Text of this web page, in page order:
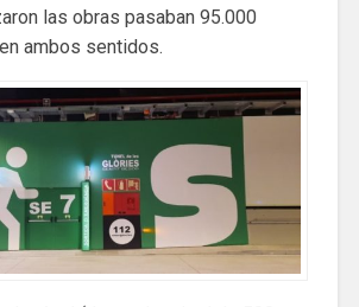
las obras pasaban 95.000
ambos sentidos.